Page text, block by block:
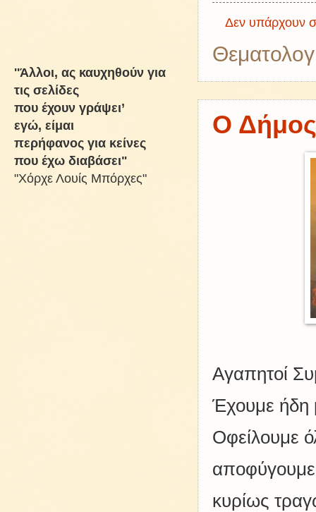
Δεν υπάρχουν
Ο Δήμος
Αγαπητοί
Έχουμε ήδη
Οφείλουμε
αποφύγουμε
κυρίως
''Άλλοι, ας καυχηθούν για
τις σελίδες
που έχουν γράψει’
εγώ, είμαι
περήφανος για κείνες
που έχω διαβάσει"
"Χόρχε Λουίς Μπόρχες"